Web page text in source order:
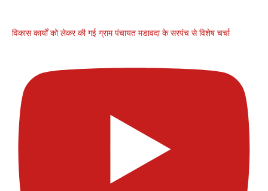
विकास कार्यों को लेकर की गई ग्राम पंचायत मडावदा के सरपंच से विशेष चर्चा